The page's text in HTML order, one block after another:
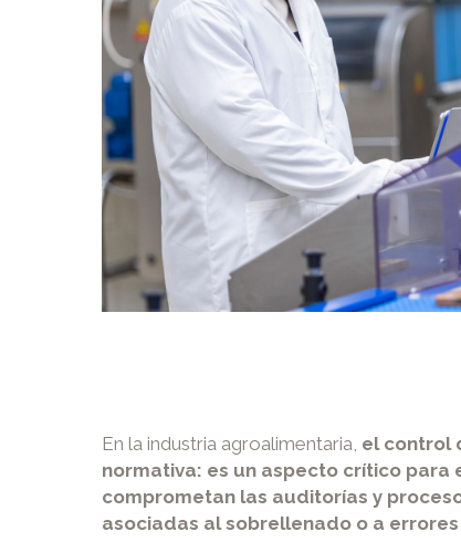
En la industria agroalimentaria, el control
normativa: es un aspecto crítico
comprometan las auditorías y
asociadas al sobrellenado o a